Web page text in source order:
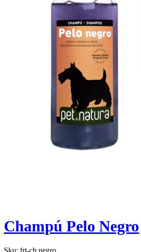
Champú Pelo Negro
Sku: frt-ch.negro